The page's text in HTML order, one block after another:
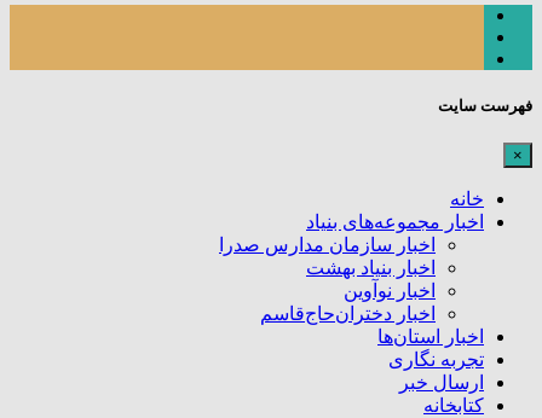
فهرست سایت
×
خانه
اخبار مجموعه‌های بنیاد
اخبار سازمان مدارس صدرا
اخبار بنیاد بهشت
اخبار نوآوین
اخبار دختران‌حاج‌قاسم
اخبار استان‌ها
تجربه نگاری
ارسال خبر
کتابخانه